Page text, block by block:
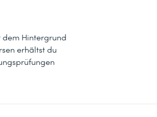
dem Hintergrund
erhältst du